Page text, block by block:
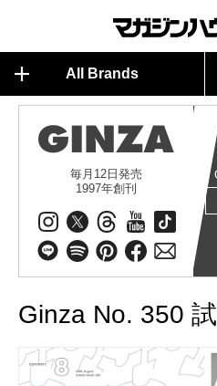
All Brands
毎月12日発売
1997年創刊
Ginza No. 350